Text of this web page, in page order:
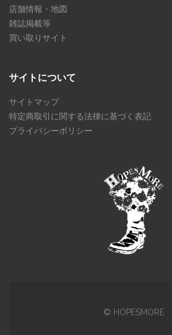
店舗情報・地図
雑誌掲載等
買い取りサイト
サイトについて
サイトマップ
特定商取引に関する法律に基づく表記
プライバシーポリシー
© HOPESMORE